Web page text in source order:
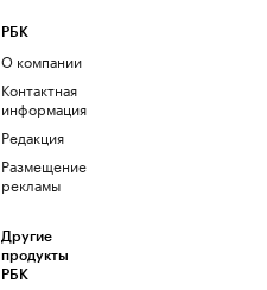
РБК
О компании
Контактная
информация
Редакция
Размещение
рекламы
Другие
продукты
РБК